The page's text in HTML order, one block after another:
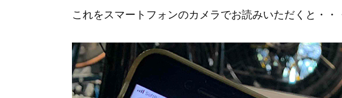
これをスマートフォンのカメラでお読みいただくと・・